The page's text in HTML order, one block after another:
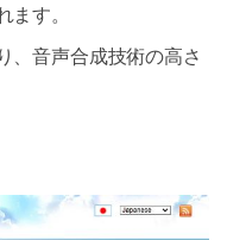
す。
、音声合成技術の高さ